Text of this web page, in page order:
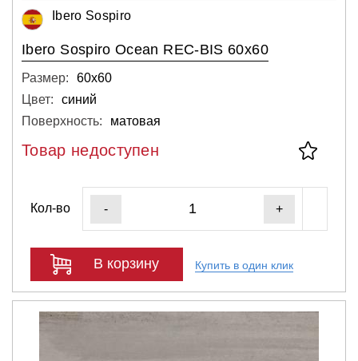
Ibero Sospiro
Ibero Sospiro Ocean REC-BIS 60х60
Размер:
60х60
Цвет:
синий
Поверхность:
матовая
Товар недоступен
Кол-во - +
В корзину Купить в один клик